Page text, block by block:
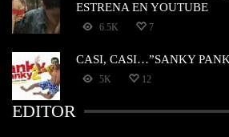
ESTRENA EN YOUTUBE
6.5K 7
CASI, CASI…”SANKY
5K 12
EDITOR